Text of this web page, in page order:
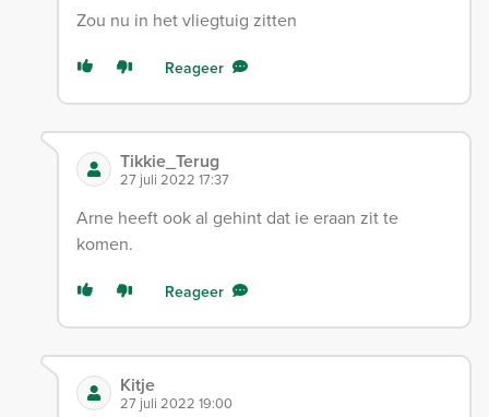
Zou nu in het vliegtuig zitten
Reageer
Tikkie_Terug
27 juli 2022 17:37
Arne heeft ook al gehint dat ie eraan zit te
komen.
Reageer
Kitje
27 juli 2022 19:00